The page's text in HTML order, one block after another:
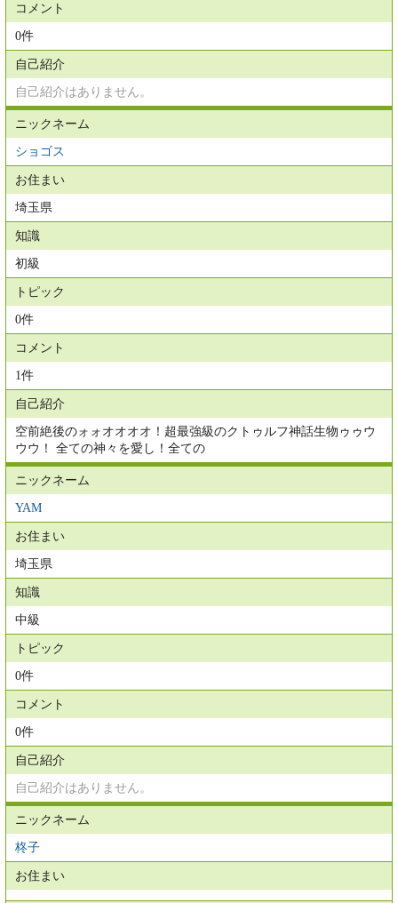
コメント
0件
自己紹介
自己紹介はありません。
ニックネーム
ショゴス
お住まい
埼玉県
知識
初級
トピック
0件
コメント
1件
自己紹介
空前絶後のォォオオオオ！超最強級のクトゥルフ神話生物ゥゥウ
ウウ！ 全ての神々を愛し！全ての
ニックネーム
YAM
お住まい
埼玉県
知識
中級
トピック
0件
コメント
0件
自己紹介
自己紹介はありません。
ニックネーム
柊子
お住まい